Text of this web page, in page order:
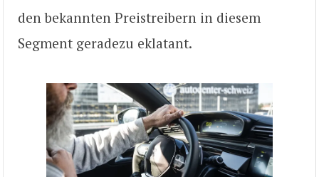
den bekannten Preistreibern in diesem
Segment geradezu eklatant.